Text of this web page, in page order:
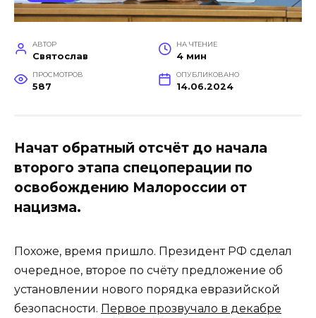
АВТОР
Святослав
НА ЧТЕНИЕ
4 мин
ПРОСМОТРОВ
587
ОПУБЛИКОВАНО
14.06.2024
Начат обратный отсчёт до начала
второго этапа спецоперации по
освобождению Малороссии от
нацизма.
Похоже, время пришло. Президент РФ сделал
очередное, второе по счёту предложение об
установлении нового порядка евразийской
безопасности. Первое прозвучало в декабре